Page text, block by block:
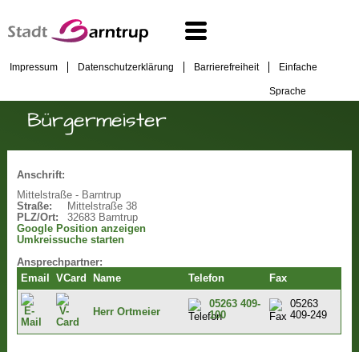
Impressum Datenschutzerklärung Barrierefreiheit Einfache
Sprache
Bürgermeister
Anschrift:
Mittelstraße - Barntrup
Straße:
Mittelstraße 38
PLZ/Ort:
32683 Barntrup
Google Position anzeigen
Umkreissuche starten
Ansprechpartner:
Email
VCard Name Telefon Fax
Herr Ortmeier
05263 409-
100
05263
409-249